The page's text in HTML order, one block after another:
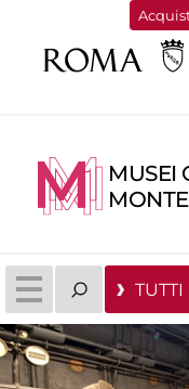
MUSEI
TUTTI